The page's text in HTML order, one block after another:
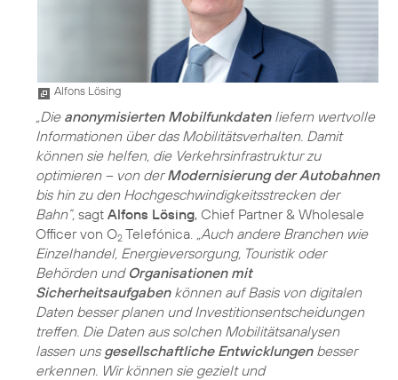
Alfons Lösing
„Die anonymisierten Mobilfunkdatenliefern wertvolle
Informationen über das Mobilitätsverhalten. Damit
können sie helfen, die Verkehrsinfrastruktur zu
optimieren – von derModernisierung der Autobahnen
bis hin zu den Hochgeschwindigkeitsstrecken der
Bahn”, sagt Alfons Lösing, Chief Partner & Wholesale
Officer von O2 Telefónica. „Auch andere Branchen wie
Einzelhandel, Energieversorgung, Touristik oder
Behörden und Organisationen mit
Sicherheitsaufgabenkönnen auf Basis von digitalen
Daten besser planen und Investitionsentscheidungen
treffen. Die Daten aus solchen Mobilitätsanalysen
lassen uns gesellschaftliche Entwicklungenbesser
erkennen. Wir können sie gezielt und